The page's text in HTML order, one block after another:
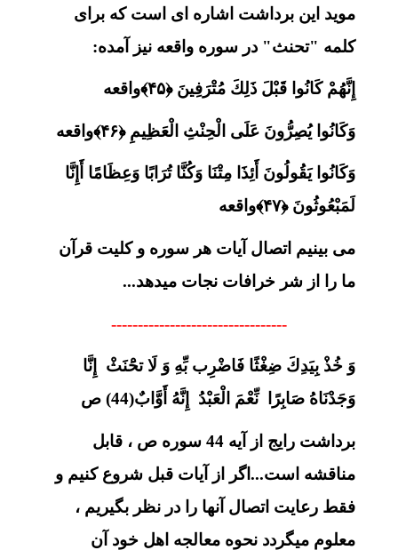
موید این برداشت اشاره ای است که برای
کلمه "تحنث" در سوره واقعه نیز آمده:
إِنَّهُمْ كَانُوا قَبْلَ ذَلِكَ مُتْرَفِينَ ﴿۴۵﴾واقعه
وَكَانُوا يُصِرُّونَ عَلَى الْحِنْثِ الْعَظِيمِ ﴿۴۶﴾واقعه
وَكَانُوا يَقُولُونَ أَئِذَا مِتْنَا وَكُنَّا تُرَابًا وَعِظَامًا أَإِنَّا
لَمَبْعُوثُونَ ﴿۴۷﴾واقعه
می بینیم اتصال آیات هر سوره و کلیت قرآن
ما را از شر خرافات نجات میدهد...
---------------------------------
وَ خُذْ بِيَدِكَ ضِغْثًا فَاضْرِب بِّهِ وَ لَا تحَْنَثْ إِنَّا
وَجَدْنَاهُ صَابِرًا نِّعْمَ الْعَبْدُ إِنَّهُ أَوَّابٌ(44) ص
برداشت رایج از آیه 44 سوره ص ، قابل
مناقشه است...اگر از آیات قبل شروع کنیم و
فقط رعایت اتصال آنها را در نظر بگیریم ،
معلوم میگردد نحوه معالجه اهل خود آن